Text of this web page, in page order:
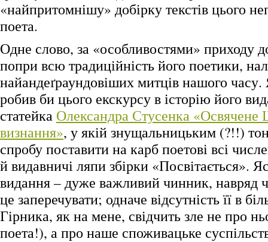
«найпритомнішу» добірку текстів цього
поета.
Одне слово, за «особливостями» приходу
попри всю традиційність його поетики,
найандеґраундовіших митців нашого
робив би цього екскурсу в історію його
статейка Олександра Стусенка
визнання», у якій знущальницьким (?!!)
спробу поставити на карб поетові всі
й видавничі ляпи збірки «Посвітається».
видання – дуже важливий чинник, навряд
це заперечувати; одначе відсутність її в
Гірника, як на мене, свідчить зле не про
поета!), а про наше споживацьке